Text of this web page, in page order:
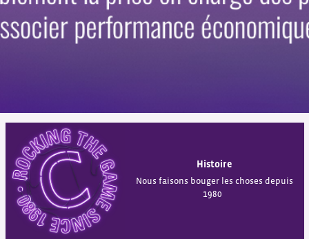
Histoire
Nous faisons bouger les choses depuis
1980